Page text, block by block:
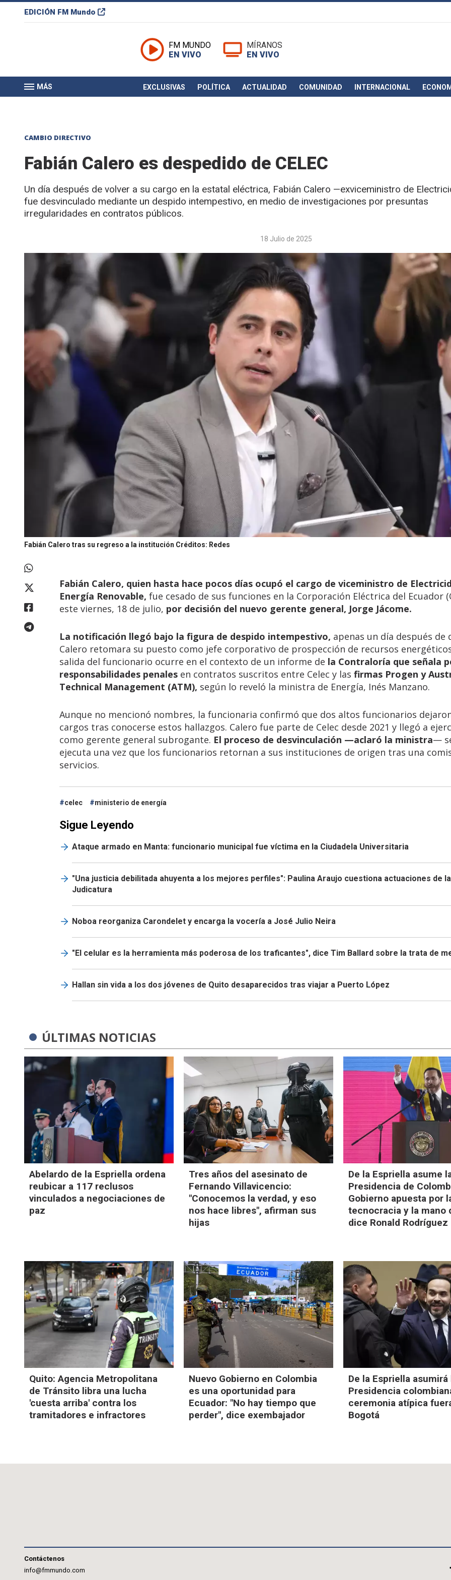
EDICIÓN FM Mundo
FM MUNDO
EN VIVO
MÍRANOS
EN VIVO
MÁS EXCLUSIVAS POLÍTICA ACTUALIDAD COMUNIDAD INTERNACIONAL
CAMBIO DIRECTIVO
Fabián Calero es despedido de CELEC
Un día después de volver a su cargo en la estatal eléctrica, Fabián Calero —exviceministro de
fue desvinculado mediante un despido intempestivo, en medio de investigaciones por presuntas
irregularidades en contratos públicos.
18 Julio de 2025
Fabián Calero tras su regreso a la institución Créditos: Redes
Fabián Calero, quien hasta hace pocos días ocupó el cargo de viceministro de
Energía Renovable, fue cesado de sus funciones en la Corporación Eléctrica del Ecuador
este viernes, 18 de julio, por decisión del nuevo gerente general, Jorge Jácome.
La notificación llegó bajo la figura de despido intempestivo, apenas un día después de
Calero retomara su puesto como jefe corporativo de prospección de recursos
salida del funcionario ocurre en el contexto de un informe de la Contraloría que señala
responsabilidades penales en contratos suscritos entre Celec y las firmas Progen y
Technical Management (ATM), según lo reveló la ministra de Energía, Inés Manzano.
Aunque no mencionó nombres, la funcionaria confirmó que dos altos funcionarios
cargos tras conocerse estos hallazgos. Calero fue parte de Celec desde 2021 y llegó a
como gerente general subrogante. El proceso de desvinculación —aclaró la ministra—
ejecuta una vez que los funcionarios retornan a sus instituciones de origen tras una
servicios.
celec ministerio de energía
Sigue Leyendo
Ataque armado en Manta: funcionario municipal fue víctima en la Ciudadela Universitaria
"Una justicia debilitada ahuyenta a los mejores perfiles": Paulina Araujo cuestiona actuaciones de la
Judicatura
Noboa reorganiza Carondelet y encarga la vocería a José Julio Neira
"El celular es la herramienta más poderosa de los traficantes", dice Tim Ballard sobre la trata de
Hallan sin vida a los dos jóvenes de Quito desaparecidos tras viajar a Puerto López
ÚLTIMAS NOTICIAS
Abelardo de la Espriella ordena
reubicar a 117 reclusos
vinculados a negociaciones de
paz
Tres años del asesinato de
Fernando Villavicencio:
"Conocemos la verdad, y eso
nos hace libres", afirman sus
hijas
De la Espriella asume
Presidencia de
Gobierno apuesta por
tecnocracia y la mano
dice Ronald Rodríguez
Quito: Agencia Metropolitana
de Tránsito libra una lucha
'cuesta arriba' contra los
tramitadores e infractores
Nuevo Gobierno en Colombia
es una oportunidad para
Ecuador: "No hay tiempo que
perder", dice exembajador
De la Espriella asumirá
Presidencia
ceremonia atípica
Bogotá
Contáctenos
info@fmmundo.com